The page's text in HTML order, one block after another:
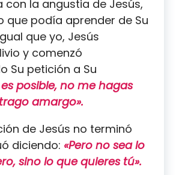
la angustia de Jesús,
que podía aprender de Su
que yo, Jesús
y comenzó
Su petición a Su
es posible, no me hagas
amargo».
de Jesús no terminó
diciendo: «Pero no sea lo
sino lo que quieres tú».